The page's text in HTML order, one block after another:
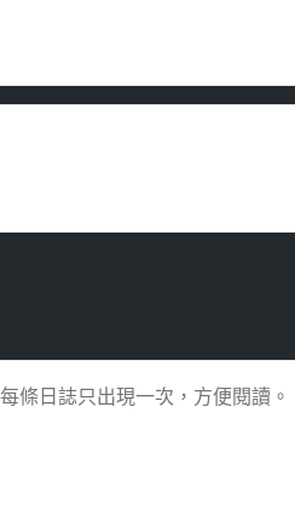
每條日誌只出現一次，方便閱讀。